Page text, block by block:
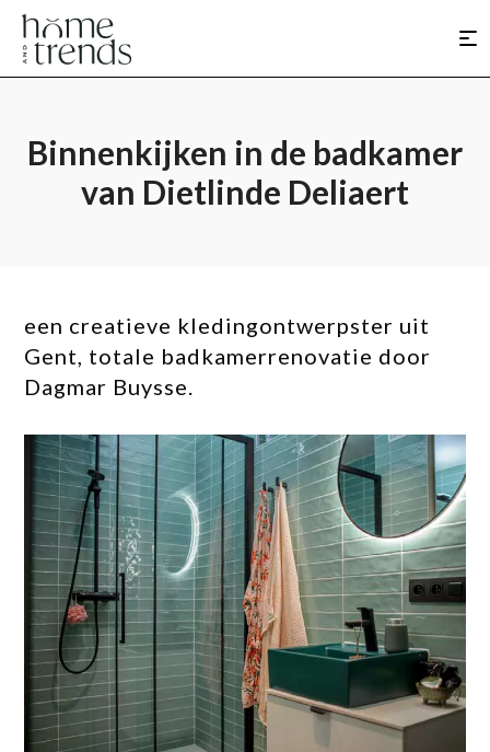
Binnenkijken in de badkamer
van Dietlinde Deliaert
een creatieve kledingontwerpster uit
Gent, totale badkamerrenovatie door
Dagmar Buysse.